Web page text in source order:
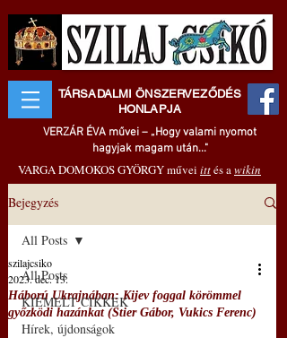
TÁRSADALMI ÖNSZERVEZŐDÉS
HONLAPJA
VERZÁR ÉVA művei – „Hogy valami nyomot
hagyjak magam után..."
VARGA DOMOKOS GYÖRGY művei ittés awikin
Bejegyzés
All Posts
KIEMELT CIKKEK
Hírek, újdonságok
All Posts
Háború Ukrajnában: Kijev foggal körömmel
győzködi hazánkat (Stier Gábor, Vukics Ferenc)
szilajcsiko
2023. dec. 13.